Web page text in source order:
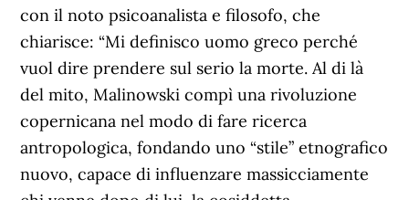
con il noto psicoanalista e filosofo, che
chiarisce: “Mi definisco uomo greco perché
vuol dire prendere sul serio la morte. Al di là
del mito, Malinowski compì una rivoluzione
copernicana nel modo di fare ricerca
antropologica, fondando uno “stile” etnografico
nuovo, capace di influenzare massicciamente